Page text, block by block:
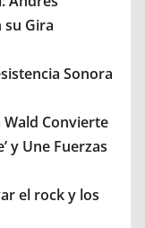
su Gira
Sonora
Convierte
y Une Fuerzas
el rock y los